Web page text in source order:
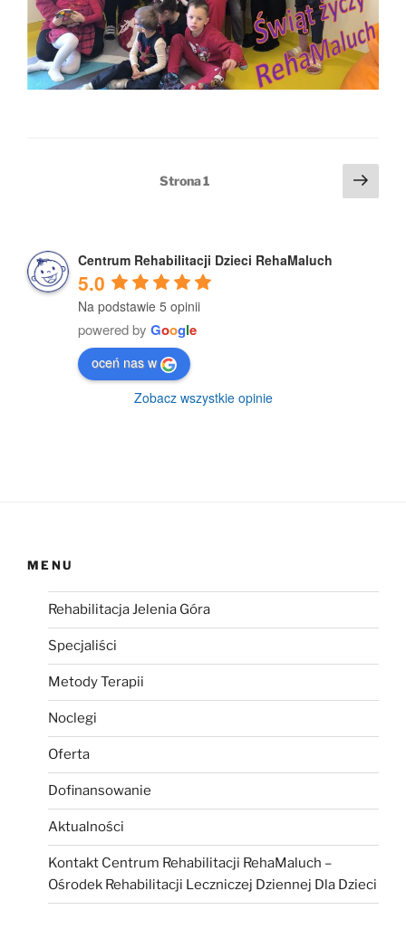
Strona1
Centrum Rehabilitacji Dzieci RehaMaluch
5.0
Na podstawie 5 opinii
powered by Google
oceń nas w
Zobacz wszystkie opinie
MENU
Rehabilitacja Jelenia Góra
Specjaliści
Metody Terapii
Noclegi
Oferta
Dofinansowanie
Aktualności
Kontakt Centrum Rehabilitacji RehaMaluch –
Ośrodek Rehabilitacji Leczniczej Dziennej Dla Dzieci